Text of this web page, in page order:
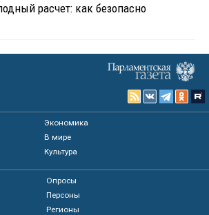
расчет: как безопасно
Экономика
В мире
Культура
Опросы
Персоны
Регионы